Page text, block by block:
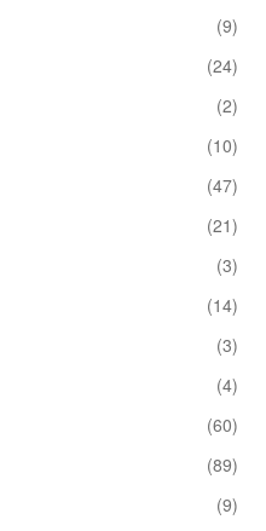
(9)
(24)
(2)
(10)
(47)
(21)
(3)
(14)
(3)
(4)
(60)
(89)
(9)